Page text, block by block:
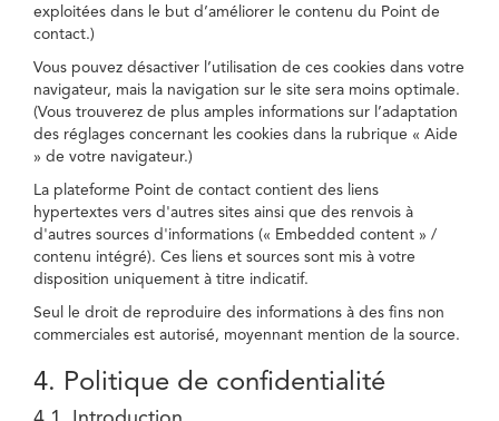
exploitées dans le but d’améliorer le contenu du Point de
contact.)
Vous pouvez désactiver l’utilisation de ces cookies dans votre
navigateur, mais la navigation sur le site sera moins optimale.
(Vous trouverez de plus amples informations sur l’adaptation
des réglages concernant les cookies dans la rubrique « Aide
» de votre navigateur.)
La plateforme Point de contact contient des liens
hypertextes vers d'autres sites ainsi que des renvois à
d'autres sources d'informations (« Embedded content » /
contenu intégré). Ces liens et sources sont mis à votre
disposition uniquement à titre indicatif.
Seul le droit de reproduire des informations à des fins non
commerciales est autorisé, moyennant mention de la source.
4. Politique de confidentialité